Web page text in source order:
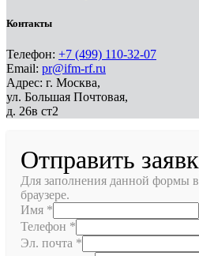
Контакты
Телефон: +7 (499) 110-32-07
Email: pr@ifm-rf.ru
Адрес: г. Москва,
ул. Большая Почтовая,
д. 26в ст2
Отправить
Для заполнения данной формы
браузере.
Имя *
Телефон *
Эл. почта *